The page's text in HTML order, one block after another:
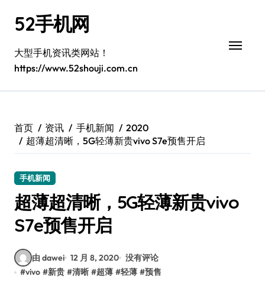
52手机网
大型手机资讯类网站！
https://www.52shouji.com.cn
首页 资讯 手机新闻
2020
超薄超清晰，5G轻薄新贵vivo S7e预售开启
手机新闻
超薄超清晰，5G轻薄新贵vivo
S7e预售开启
由 dawei 12 月 8, 2020 没有评论
#vivo #新贵 #清晰 #超薄 #轻薄 #预售